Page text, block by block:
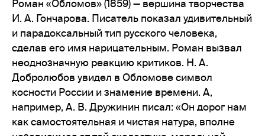
Роман «Обломов» (1859) — вершина творчества
И. А. Гончарова. Писатель показал удивительный
и парадоксальный тип русского человека,
сделав его имя нарицательным. Роман вызвал
неоднозначную реакцию критиков. Н. А.
Добролюбов увидел в Обломове символ
косности России и знамение времени. А,
например, А. В. Дружинин писал: «Он дорог нам
как самостоятельная и чистая натура, вполне